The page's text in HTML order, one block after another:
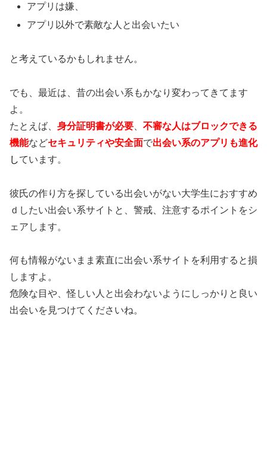
アプリは嫌、
アプリ以外で素敵な人と出会いたい
と考えているかもしれません。
でも、最近は、昔の出会い系もかなり変わってきてます
よ。
たとえば、 身分証明書が必要
不審な人はブロックできる
機能などセキュリティや安全面で出会い系のアプリも進化
しています。
彼氏の作り方を探している出会いがない大学生におすすめ
ｄしたい出会い系サイトと、警戒、注意するポイントをシ
ェアします。
何も情報がないまま素直に出会い系サイトを利用すると損
しますよ。
危険な目や、怪しい人と出会わないようにしっかりと良い
出会いを見つけてくださいね。